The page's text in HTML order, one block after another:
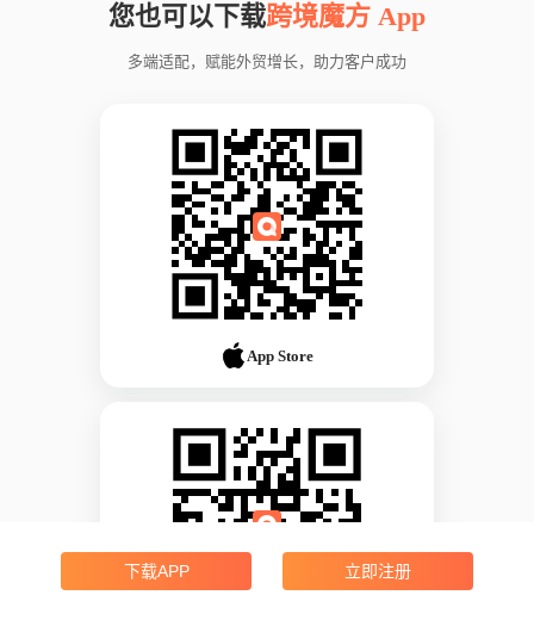
您也可以下载跨境魔方 App
多端适配，赋能外贸增长，助力客户成功
App Store
下载APP 立即注册